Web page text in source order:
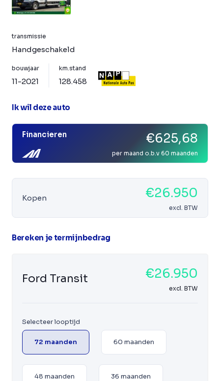
transmissie
Handgeschakeld
bouwjaar
11-2021
km.stand
128.458
Ik wil deze auto
Financieren €625,68
per maand o.b.v 60 maanden
Kopen €26.950
excl. BTW
Bereken je termijnbedrag
Ford Transit €26.950
excl. BTW
Selecteer looptijd
72 maanden 60 maanden
48 maanden 36 maanden